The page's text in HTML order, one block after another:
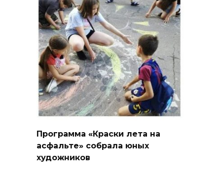
Программа «Краски лета на
асфальте» собрала юных
художников